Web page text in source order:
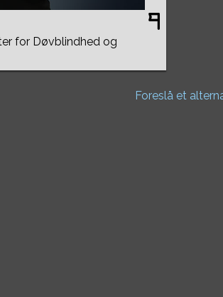
for Døvblindhed og
Foreslå et